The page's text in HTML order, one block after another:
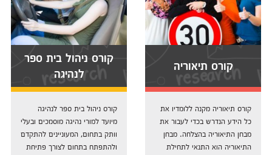
קורס תיאוריה
קורס תיאוריה מקנה ללומדיו את
כל הידע הנדרש בכדי לעבור את
מבחן התיאוריה בהצלחה. מבחן
התיאוריה הוא התנאי לתחילת
קורס ניהול בית ספר
לנהיגה
קורס ניהול בית ספר לנהיגה
מיועד למורי נהיגה מוסמכים ובעלי
וותק בתחום, המעוניינים להתקדם
ולהתפתח בתחום לצורך פתיחת